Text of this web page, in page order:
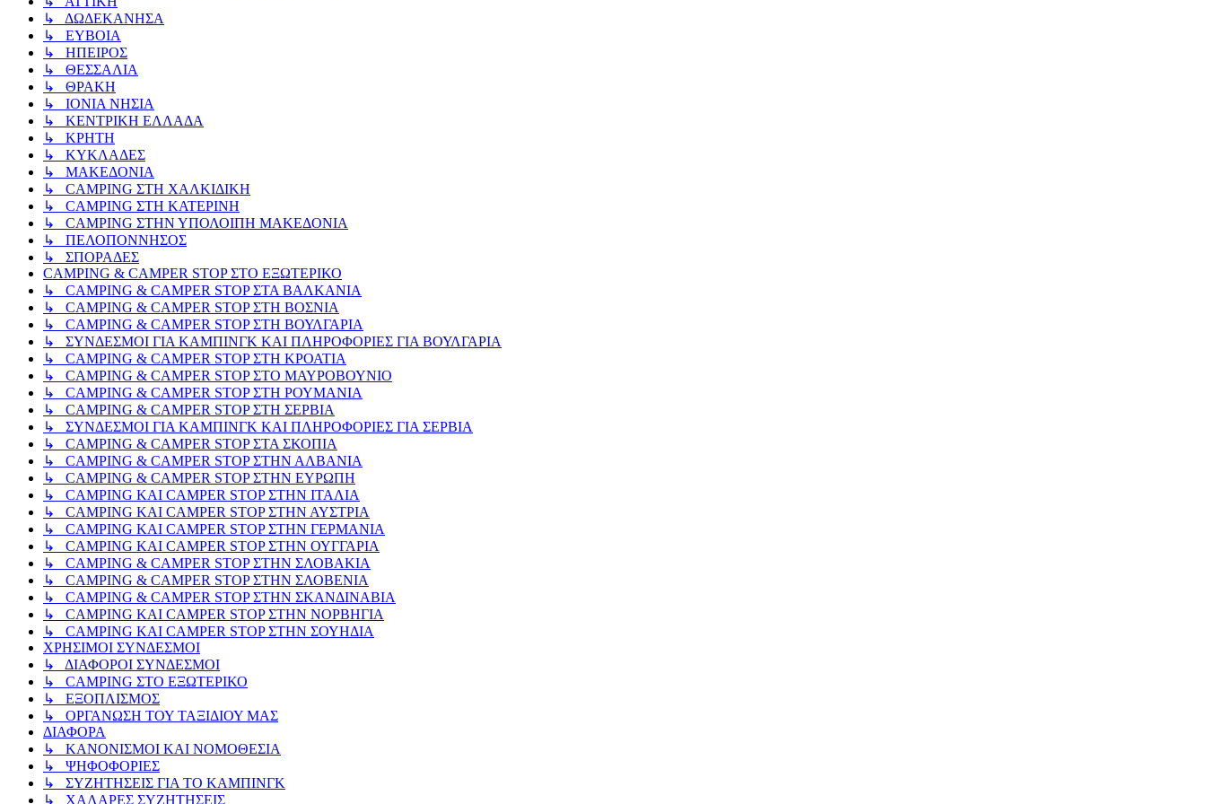
↳ ΔΩΔΕΚΑΝΗΣΑ
↳ ΕΥΒΟΙΑ
↳ ΗΠΕΙΡΟΣ
↳ ΘΕΣΣΑΛΙΑ
↳ ΘΡΑΚΗ
↳ ΙΟΝΙΑ ΝΗΣΙΑ
↳ ΚΕΝΤΡΙΚΗ ΕΛΛΑΔΑ
↳ ΚΡΗΤΗ
↳ ΚΥΚΛΑΔΕΣ
↳ ΜΑΚΕΔΟΝΙΑ
↳ CAMPING ΣΤΗ ΧΑΛΚΙΔΙΚΗ
↳ CAMPING ΣΤΗ ΚΑΤΕΡΙΝΗ
↳ CAMPING ΣΤΗΝ ΥΠΟΛΟΙΠΗ ΜΑΚΕΔΟΝΙΑ
↳ ΠΕΛΟΠΟΝΝΗΣΟΣ
↳ ΣΠΟΡΑΔΕΣ
CAMPING & CAMPER STOP ΣΤΟ ΕΞΩΤΕΡΙΚΟ
↳ CAMPING & CAMPER STOP ΣΤΑ ΒΑΛΚΑΝΙΑ
↳ CAMPING & CAMPER STOP ΣΤΗ ΒΟΣΝΙΑ
↳ CAMPING & CAMPER STOP ΣΤΗ ΒΟΥΛΓΑΡΙΑ
↳ ΣΥΝΔΕΣΜΟΙ ΓΙΑ ΚΑΜΠΙΝΓΚ ΚΑΙ ΠΛΗΡΟΦΟΡΙΕΣ ΓΙΑ ΒΟΥΛΓΑΡΙΑ
↳ CAMPING & CAMPER STOP ΣΤΗ ΚΡΟΑΤΙΑ
↳ CAMPING & CAMPER STOP ΣΤΟ ΜΑΥΡΟΒΟΥΝΙΟ
↳ CAMPING & CAMPER STOP ΣΤΗ ΡΟΥΜΑΝΙΑ
↳ CAMPING & CAMPER STOP ΣΤΗ ΣΕΡΒΙΑ
↳ ΣΥΝΔΕΣΜΟΙ ΓΙΑ ΚΑΜΠΙΝΓΚ ΚΑΙ ΠΛΗΡΟΦΟΡΙΕΣ ΓΙΑ ΣΕΡΒΙΑ
↳ CAMPING & CAMPER STOP ΣΤΑ ΣΚΟΠΙΑ
↳ CAMPING & CAMPER STOP ΣΤΗΝ ΑΛΒΑΝΙΑ
↳ CAMPING & CAMPER STOP ΣΤΗΝ ΕΥΡΩΠΗ
↳ CAMPING KAI CAMPER STOP ΣΤΗΝ ΙΤΑΛΙΑ
↳ CAMPING KAI CAMPER STOP ΣΤΗΝ ΑΥΣΤΡΙΑ
↳ CAMPING KAI CAMPER STOP ΣΤΗΝ ΓΕΡΜΑΝΙΑ
↳ CAMPING KAI CAMPER STOP ΣΤΗΝ ΟΥΓΓΑΡΙΑ
↳ CAMPING & CAMPER STOP ΣΤΗΝ ΣΛΟΒΑΚΙΑ
↳ CAMPING & CAMPER STOP ΣΤΗΝ ΣΛΟΒΕΝΙΑ
↳ CAMPING & CAMPER STOP ΣΤΗΝ ΣΚΑΝΔΙΝΑΒΙΑ
↳ CAMPING KAI CAMPER STOP ΣΤΗΝ ΝΟΡΒΗΓΙΑ
↳ CAMPING KAI CAMPER STOP ΣΤΗΝ ΣΟΥΗΔΙΑ
ΧΡΗΣΙΜΟΙ ΣΥΝΔΕΣΜΟΙ
↳ ΔΙΑΦΟΡΟΙ ΣΥΝΔΕΣΜΟΙ
↳ CAMPING ΣΤΟ ΕΞΩΤΕΡΙΚΟ
↳ ΕΞΟΠΛΙΣΜΟΣ
↳ ΟΡΓΑΝΩΣΗ ΤΟΥ ΤΑΞΙΔΙΟΥ ΜΑΣ
ΔΙΑΦΟΡΑ
↳ ΚΑΝΟΝΙΣΜΟΙ ΚΑΙ ΝΟΜΟΘΕΣΙΑ
↳ ΨΗΦΟΦΟΡΙΕΣ
↳ ΣΥΖΗΤΗΣΕΙΣ ΓΙΑ ΤΟ ΚΑΜΠΙΝΓΚ
↳ ΧΑΛΑΡΕΣ ΣΥΖΗΤΗΣΕΙΣ